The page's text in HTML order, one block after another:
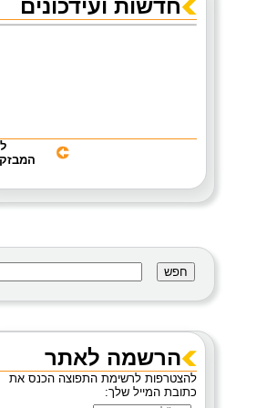
חדשות ועידכונים
הרשמה לאתר
להצטרפות לרשימת התפוצה הכנס את
כתובת המייל שלך: